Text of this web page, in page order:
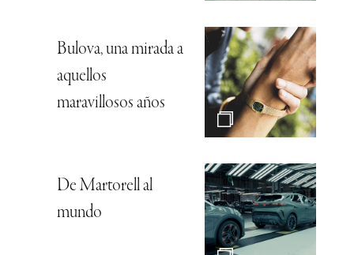
Bulova, una mirada a
aquellos
maravillosos años
De Martorell al
mundo